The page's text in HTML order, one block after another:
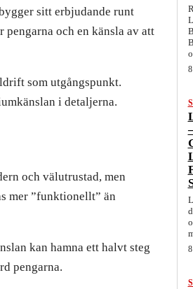
sitt erbjudande runt
och en känsla av att
som utgångspunkt.
i detaljerna.
och välutrustad, men
mer ”funktionellt” än
kan hamna ett halvt steg
pengarna.